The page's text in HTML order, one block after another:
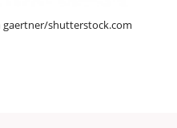
gaertner/shutterstock.com